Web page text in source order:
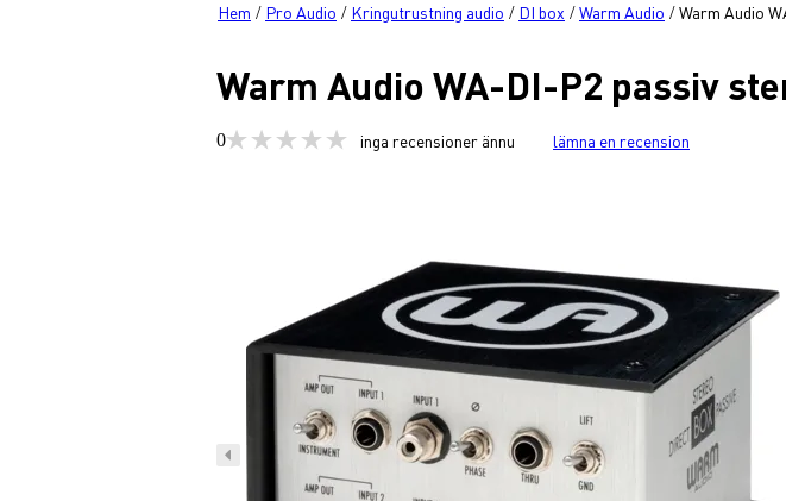
Hem / Pro Audio / Kringutrustning audio / DI box /Warm Audio /Warm Audio
Warm Audio WA-DI-P2 passiv
0 inga recensioner ännu lämna en recension